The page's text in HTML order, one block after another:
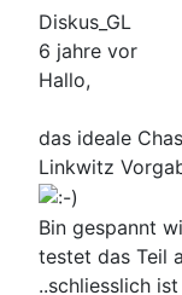
Diskus_GL
6 jahre vor
Hallo,
das ideale
Linkwitz
Bin gespannt
testet das Teil
..schliesslich